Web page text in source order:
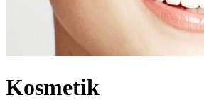
Kosmetik